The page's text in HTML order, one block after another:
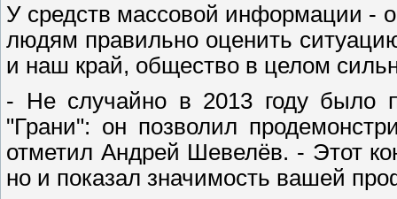
У средств массовой информации -
людям правильно оценить
и наш край, общество в целом
- Не случайно в 2013 году было
"Грани": он позволил
отметил Андрей Шевелёв. - Этот
но и показал значимость вашей